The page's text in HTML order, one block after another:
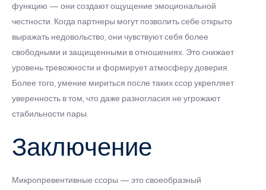
функцию — они создают ощущение эмоциональной
честности. Когда партнеры могут позволить себе открыто
выражать недовольство, они чувствуют себя более
свободными и защищенными в отношениях. Это снижает
уровень тревожности и формирует атмосферу доверия.
Более того, умение мириться после таких ссор укрепляет
уверенность в том, что даже разногласия не угрожают
стабильности пары.
Заключение
Микропревентивные ссоры — это своеобразный